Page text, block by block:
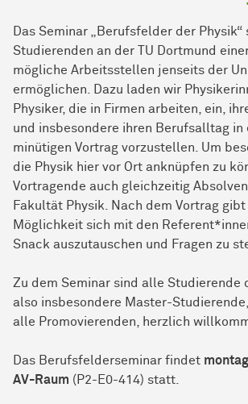
Das Seminar „Berufsfelder der Physik“
Studierenden an der TU Dortmund
mögliche Arbeitsstellen jenseits der
ermöglichen. Dazu laden wir
Physiker, die in Firmen arbeiten, ein,
und insbesondere ihren Berufsalltag in
minütigen Vortrag vorzustellen. Um
die Physik hier vor Ort anknüpfen zu
Vortragende auch gleichzeitig
Fakultät Physik. Nach dem Vortrag gibt
Möglichkeit sich mit den
Snack auszutauschen und Fragen zu
Zu dem Seminar sind alle Studierende
also insbesondere Master-
alle Promovierenden, herzlich
Das Berufsfelderseminar findet
AV-Raum (P2-E0-414) statt.